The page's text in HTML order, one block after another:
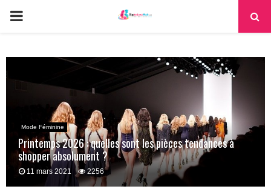
PRIMARY
Mode Féminine
Printemps 2026 : quelles sont les pièces tendances à
shopper absolument ?
11 mars 2021 2256